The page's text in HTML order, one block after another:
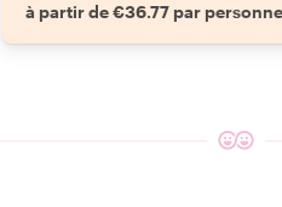
à partir de €36.77 par personne